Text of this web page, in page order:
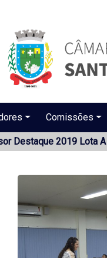
Comissões
Destaque 2019 Lota